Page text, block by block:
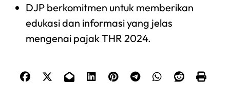
DJP berkomitmen untuk memberikan
edukasi dan informasi yang jelas
mengenai pajak THR 2024.